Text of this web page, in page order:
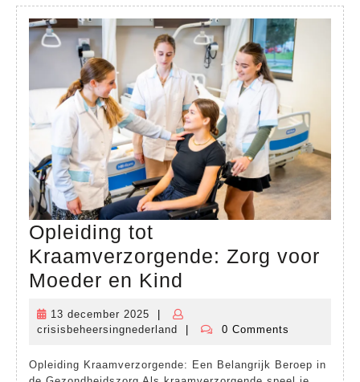
Opleiding tot
Kraamverzorgende: Zorg voor
Moeder en Kind
voor
13 december 2025
13
december
|
crisisbeheersingnederland
crisisbeheersingnederland
| 0 Comments
Opleiding Kraamverzorgende: Een Belangrijk Beroep in